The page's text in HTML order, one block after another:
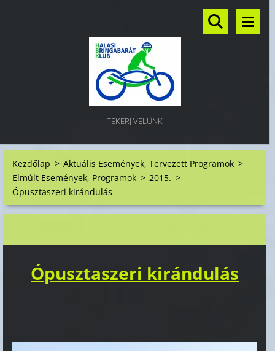
TEKERJ VELÜNK
Kezdőlap > Aktuális Események, Tervezett Programok >
Elmúlt Események, Programok > 2015. >
Ópusztaszeri kirándulás
Ópusztaszeri kirándulás